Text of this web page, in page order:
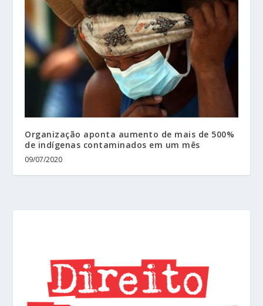
Organização aponta aumento de mais de 500%
de indígenas contaminados em um mês
09/07/2020